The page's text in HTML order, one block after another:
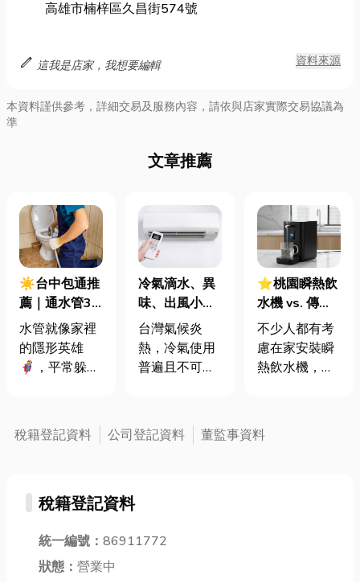
高雄市楠梓區久昌街574號
edit 這我是店家，我想要編輯 資料來源
本資料謹供參考，詳細交易及服務內容，請依與店家實際交易協議為
準
文章推薦
☀️台中包通推
薦｜通水管3
妙招分享！水
管再不通好崩
潰，求救包通
公司服務更專
水管就像家裡
的隱形英雄
🦸‍♂️，平常躲起
資源！💦 也
正因為如此，
直到它出問
或堵塞，才會
驚覺：「啊！
冷氣滴水、異
味、出風小？
五大常見維修
案例解析
台灣氣候炎
熱，冷氣使用
普遍且不可或
氣難免會出現
各種問題， 例
佳等。 這些狀
⭐桃園瞬熱飲
水機 vs. 傳統
飲水機大解
析！原理、優
缺點一次看，
不少人都有考
慮在家安裝瞬
熱飲水機，然
麼？以及瞬熱
飲水機和傳統
稅籍登記資料 公司登記資料 董監事資料
稅籍登記資料
統一編號： 86911772
狀態： 營業中